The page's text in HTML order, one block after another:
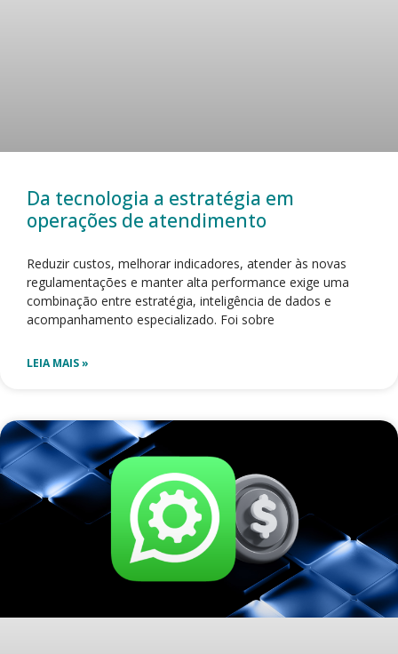
Da tecnologia a estratégia em
operações de atendimento
Reduzir custos, melhorar indicadores, atender às novas
regulamentações e manter alta performance exige uma
combinação entre estratégia, inteligência de dados e
acompanhamento especializado. Foi sobre
LEIA MAIS »